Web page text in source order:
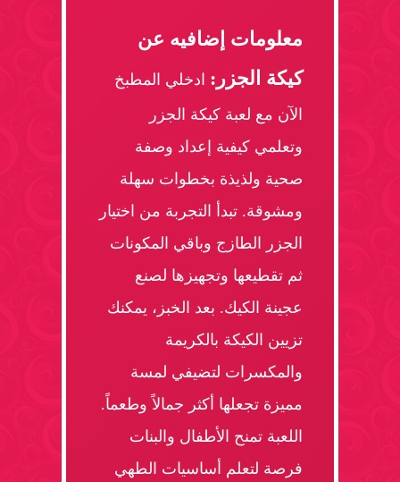
معلومات إضافيه عن
كيكة الجزر: ادخلي المطبخ
الآن مع لعبة كيكة الجزر
وتعلمي كيفية إعداد وصفة
صحية ولذيذة بخطوات سهلة
ومشوقة. تبدأ التجربة من اختيار
الجزر الطازج وباقي المكونات
ثم تقطيعها وتجهيزها لصنع
عجينة الكيك. بعد الخبز، يمكنك
تزيين الكيكة بالكريمة
والمكسرات لتضيفي لمسة
مميزة تجعلها أكثر جمالاً وطعماً.
اللعبة تمنح الأطفال والبنات
فرصة لتعلم أساسيات الطهي